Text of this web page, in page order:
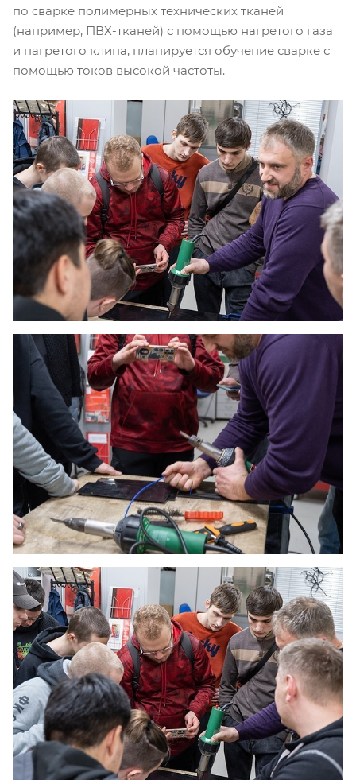
по сварке полимерных технических тканей
(например, ПВХ-тканей) с помощью нагретого газа
и нагретого клина, планируется обучение сварке с
помощью токов высокой частоты.